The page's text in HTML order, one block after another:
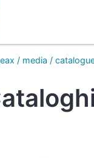
IT
EN
/ media /